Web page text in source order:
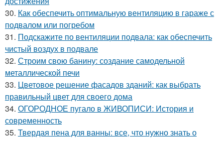
30. Как обеспечить оптимальную вентиляцию в гараже с
подвалом или погребом
31. Подскажите по вентиляции подвала: как обеспечить
чистый воздух в подвале
32. Строим свою банину: создание самодельной
металлической печи
33. Цветовое решение фасадов зданий: как выбрать
правильный цвет для своего дома
34. ОГОРОДНОЕ пугало в ЖИВОПИСИ: История и
современность
35. Твердая пена для ванны: все, что нужно знать о